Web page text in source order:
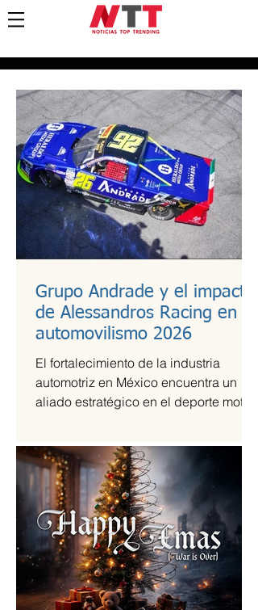
Grupo Andrade y el impacto
de Alessandros Racing en el
automovilismo 2026
El fortalecimiento de la industria
automotriz en México encuentra un
aliado estratégico en el deporte motor,
Alessandros Racing. En el marco de
su centenario, la organización utiliza la
alta competencia para validar su
capacidad técnica y operativa en las
pistas más exigentes del país durante
la temporada 2026.